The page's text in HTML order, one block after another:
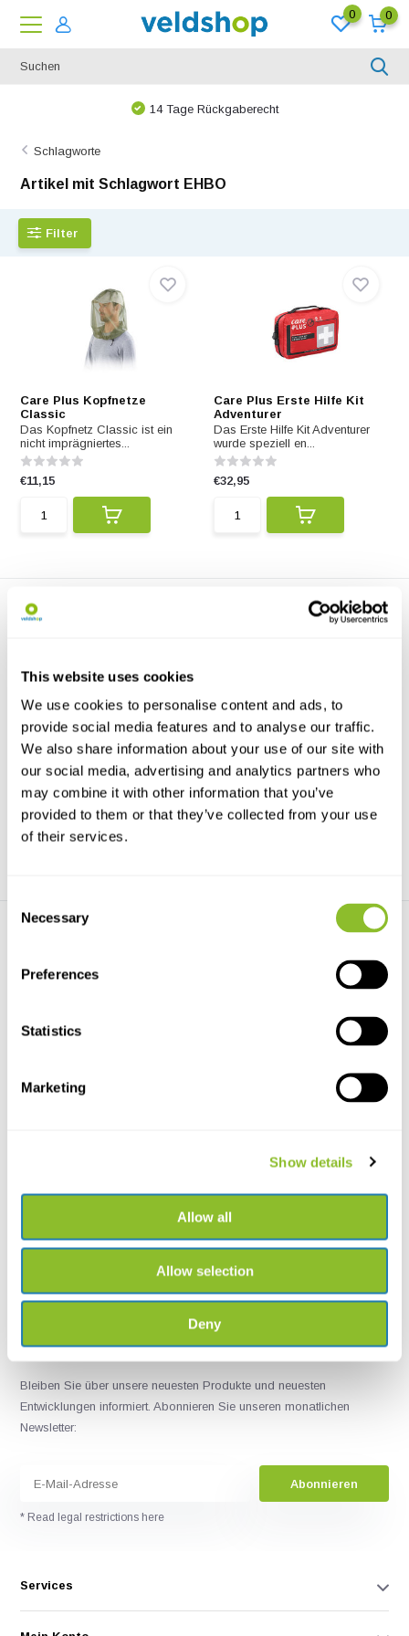
This website uses cookies
We use cookies to personalise content and ads, to
provide social media features and to analyse our traffic.
We also share information about your use of our site with
our social media, advertising and analytics partners who
may combine it with other information that you’ve
provided to them or that they’ve collected from your use
of their services.
Selection
Necessary
Preferences
Statistics
Marketing
Show details
Allow all
Allow selection
Deny
0 0
14 Tage Rückgaberecht
Schlagworte
Artikel mit Schlagwort EHBO
Filter
Care Plus Kopfnetze
Classic
Das Kopfnetz Classic ist ein
nicht imprägniertes...
€11,15
Care Plus Erste Hilfe Kit
Adventurer
Das Erste Hilfe Kit Adventurer
wurde speziell en...
€32,95
Care Plus Erste Hilfe Kit
Basic
Das Erste Hilfe Kit Basic besteht
aus 30 wesentl...
€14,50
Care Plus Handy Wash
Wipes
Mit den Care Plus Handy Wash
Wipes fühlen Sie si...
Bitte kontaktieren Sie uns
sales@veldshop.nl
Bleiben Sie über unsere neuesten Produkte und neuesten
Entwicklungen informiert. Abonnieren Sie unseren monatlichen
Newsletter:
Abonnieren
* Read legal restrictions here
Services